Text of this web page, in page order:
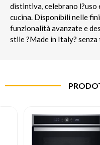
distintiva, celebrano l?uso
cucina. Disponibili nelle
funzionalità avanzate e
stile ?Made in Italy? senza